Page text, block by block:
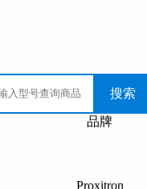
搜索
品牌
Proxitron